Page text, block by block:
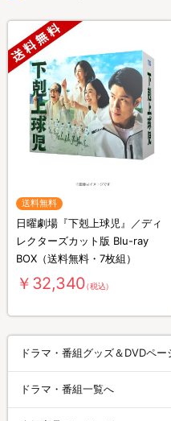
送料無料
日曜劇場『下剋上球児』／ディ
レクターズカット版 Blu-ray
BOX（送料無料・7枚組）
￥32,340（税込）
ドラマ・番組グッズ＆DVDペー
ドラマ・番組一覧へ